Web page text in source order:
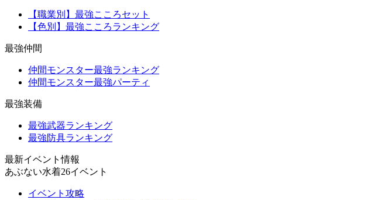
【職業別】最強こころセット
【色別】最強こころランキング
最強仲間
仲間モンスター最強ランキング
仲間モンスター最強パーティ
最強装備
最強武器ランキング
最強防具ランキング
最新イベント情報
あぶない水着26イベント
イベント攻略